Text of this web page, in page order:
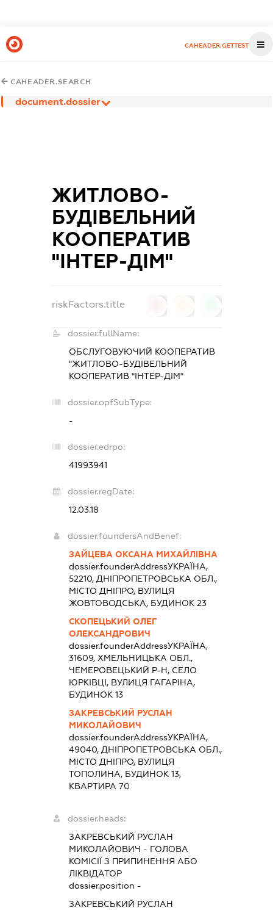
CAHEADER.GETTEST
CAHEADER.SEARCH
document.dossier
ЖИТЛОВО-
БУДІВЕЛЬНИЙ
КООПЕРАТИВ
"ІНТЕР-ДІМ"
riskFactors.title
dossier.fullName:
ОБСЛУГОВУЮЧИЙ КООПЕРАТИВ
"ЖИТЛОВО-БУДІВЕЛЬНИЙ
КООПЕРАТИВ "ІНТЕР-ДІМ"
dossier.opfSubType:
-
dossier.edrpo:
41993941
dossier.regDate:
12.03.18
dossier.foundersAndBenef:
ЗАЙЦЕВА ОКСАНА МИХАЙЛІВНА
dossier.founderAddressУКРАЇНА,
52210, ДНІПРОПЕТРОВСЬКА ОБЛ.,
МІСТО ДНІПРО, ВУЛИЦЯ
ЖОВТОВОДСЬКА, БУДИНОК 23
СКОПЕЦЬКИЙ ОЛЕГ
ОЛЕКСАНДРОВИЧ
dossier.founderAddressУКРАЇНА,
31609, ХМЕЛЬНИЦЬКА ОБЛ.,
ЧЕМЕРОВЕЦЬКИЙ Р-Н, СЕЛО
ЮРКІВЦІ, ВУЛИЦЯ ГАГАРІНА,
БУДИНОК 13
ЗАКРЕВСЬКИЙ РУСЛАН
МИКОЛАЙОВИЧ
dossier.founderAddressУКРАЇНА,
49040, ДНІПРОПЕТРОВСЬКА ОБЛ.,
МІСТО ДНІПРО, ВУЛИЦЯ
ТОПОЛИНА, БУДИНОК 13,
КВАРТИРА 70
dossier.heads:
ЗАКРЕВСЬКИЙ РУСЛАН
МИКОЛАЙОВИЧ - ГОЛОВА
КОМІСІЇ З ПРИПИНЕННЯ АБО
ЛІКВІДАТОР
dossier.position -
ЗАКРЕВСЬКИЙ РУСЛАН